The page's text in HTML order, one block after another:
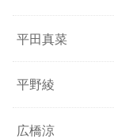
平田真菜
平野綾
広橋涼